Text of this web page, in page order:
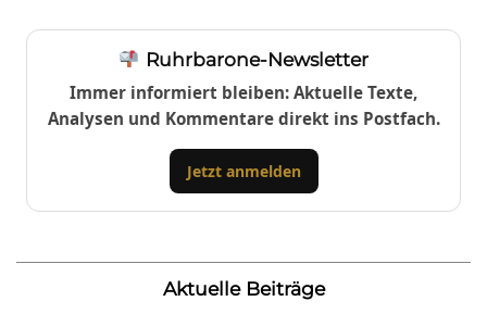
Ruhrbarone-Newsletter
Immer informiert bleiben: Aktuelle Texte,
Analysen und Kommentare direkt ins Postfach.
Jetzt anmelden
Aktuelle Beiträge